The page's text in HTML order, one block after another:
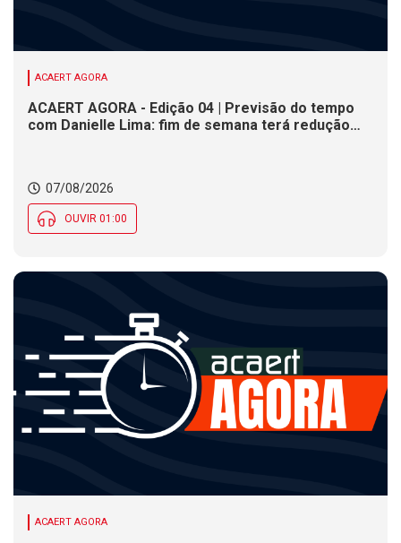
ACAERT AGORA
ACAERT AGORA - Edição 04 | Previsão do tempo
com Danielle Lima: fim de semana terá redução
07/08/2026
OUVIR 01:00
ACAERT AGORA